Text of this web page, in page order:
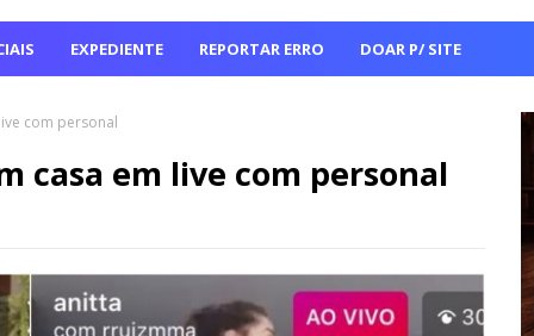
EXPEDIENTE REPORTAR ERRO DOAR P/ SITE
com personal
casa em live com personal